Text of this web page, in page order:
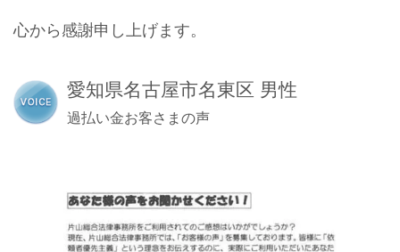
心から感謝申し上げます。
愛知県名古屋市名東区 男性
過払い金お客さまの声